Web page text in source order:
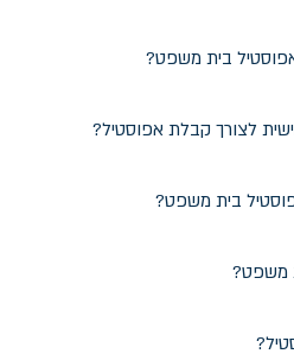
בית משפט?
לצורך קבלת אפוסטיל?
בית משפט?
משפט?